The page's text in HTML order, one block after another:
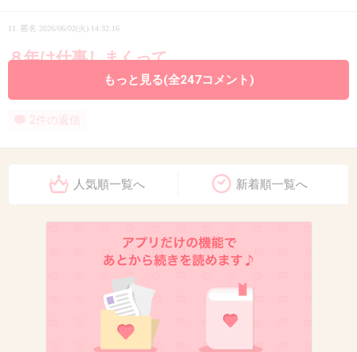
11. 匿名 2026/06/02(火) 14:32:16
８年は仕事しまくって
残り２年くらいを無職で過ごして金を使い切る
2件の返信
+197 -15
もっと見る(全247コメント)
人気順一覧へ 新着順一覧へ